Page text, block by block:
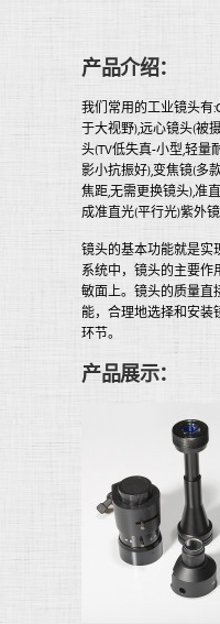
产品介绍：
我们常用的工业镜头有
于大视野),远心镜头(被
头(TV低失真-小型,轻量
影小抗振好),变焦镜(多
焦距,无需更换镜头),准
成准直光(平行光)紫外
镜头的基本功能就是实
系统中，镜头的主要作
敏面上。镜头的质量直
能，合理地选择和安装
环节。
产品展示：